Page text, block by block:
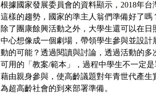
根據國家發展委員會的資料顯示，2018年
這樣的趨勢，國家的準主人翁們準備好了嗎
除了團康餘興活動之外，大學生還可以在
中心想像成一個劇場，帶領學生參與並設
動的可能？透過閱讀與討論，透過活動的
可用的「教案/範本」，過程中學生不一定
藉由親身參與，使高齡議題對年青世代產生
為超高齡社會的到來部署準備。